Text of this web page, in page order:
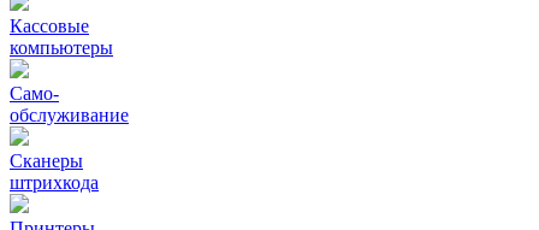
Кассовые
компьютеры
Само-
обслуживание
Сканеры
штрихкода